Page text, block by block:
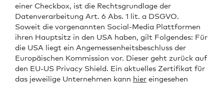
einer Checkbox, ist die Rechtsgrundlage der
Datenverarbeitung Art. 6 Abs. 1 lit. a DSGVO.
Soweit die vorgenannten Social-Media Plattformen
ihren Hauptsitz in den USA haben, gilt Folgendes: Für
die USA liegt ein Angemessenheitsbeschluss der
Europäischen Kommission vor. Dieser geht zurück auf
den EU-US Privacy Shield. Ein aktuelles Zertifikat für
das jeweilige Unternehmen kann hier eingesehen